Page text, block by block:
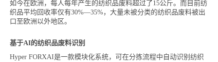
如今在欧洲，每人每年产生的纺织品废料超过了15公斤。而目前纺
织品平均回收率仅有30%—35%，大量未被分类的纺织品废料被出
口至欧洲以外地区。
基于AI的纺织品废料识别
Hyper FORXAI是一款模块化系统，可在分拣流程中自动识别纺织